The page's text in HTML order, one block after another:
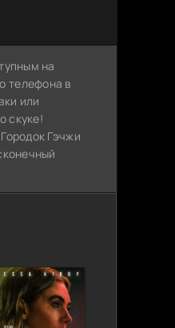
на
телефона в
или
скуке!
Гэчжи